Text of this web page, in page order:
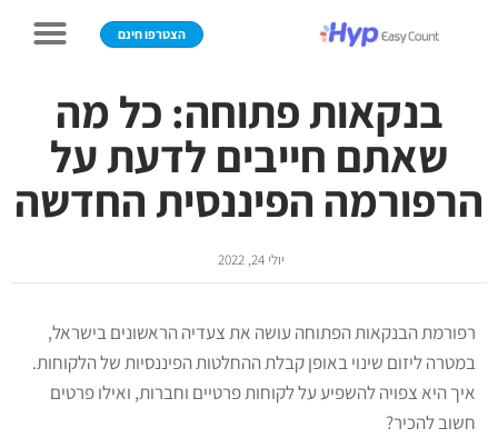
הצטרפו חינם
בנקאות פתוחה: כל מה
שאתם חייבים לדעת על
הרפורמה הפיננסית החדשה
יולי 24, 2022
רפורמת הבנקאות הפתוחה עושה את צעדיה הראשונים בישראל,
במטרה ליזום שינוי באופן קבלת ההחלטות הפיננסיות של הלקוחות.
איך היא צפויה להשפיע על לקוחות פרטיים וחברות, ואילו פרטים
חשוב להכיר?